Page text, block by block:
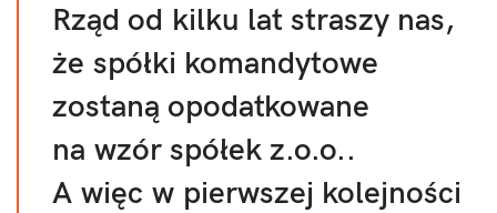
Rząd od kilku lat straszy nas,
że spółki komandytowe
zostaną opodatkowane
na wzór spółek z.o.o..
A więc w pierwszej kolejności